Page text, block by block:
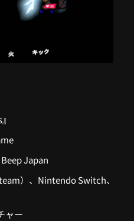
Japan
）、Nintendo Switch、
ャー